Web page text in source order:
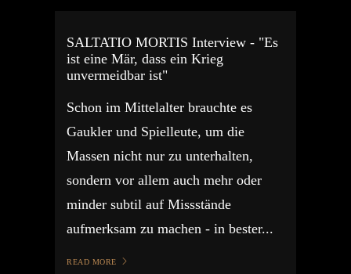
SALTATIO MORTIS Interview - "Es
ist eine Mär, dass ein Krieg
unvermeidbar ist"
Schon im Mittelalter brauchte es
Gaukler und Spielleute, um die
Massen nicht nur zu unterhalten,
sondern vor allem auch mehr oder
minder subtil auf Missstände
aufmerksam zu machen - in bester...
READ MORE